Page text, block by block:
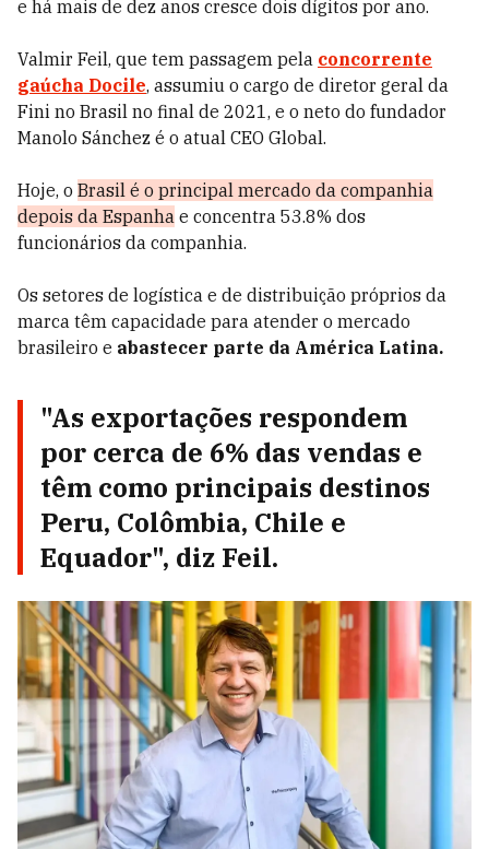
e há mais de dez anos cresce dois dígitos por ano.
Valmir Feil, que tem passagem pela concorrente
gaúcha Docile, assumiu o cargo de diretor geral da
Fini no Brasil no final de 2021, e o neto do fundador
Manolo Sánchez é o atual CEO Global.
Hoje, o Brasil é o principal mercado da companhia
depois da Espanha e concentra 53.8% dos
funcionários da companhia.
Os setores de logística e de distribuição próprios da
marca têm capacidade para atender o mercado
brasileiro e abastecer parte da América Latina.
"As exportações respondem
por cerca de 6% das vendas e
têm como principais destinos
Peru, Colômbia, Chile e
Equador", diz Feil.